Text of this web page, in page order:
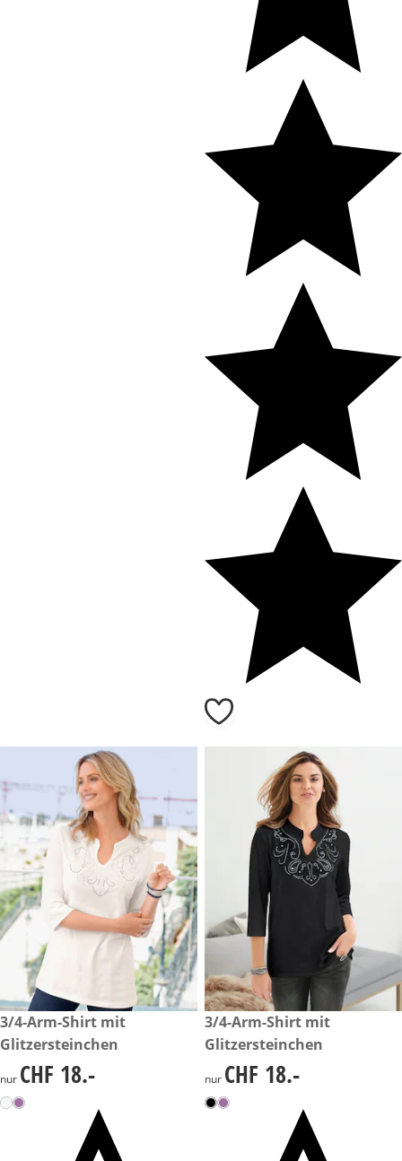
CHF 18.-
3/4-Arm-Shirt mit
Glitzersteinchen
CHF 18.-
nur CHF 18.-
CHF 18.-
3/4-Arm-Shirt mit
Glitzersteinchen
CHF 18.-
nur CHF 18.-